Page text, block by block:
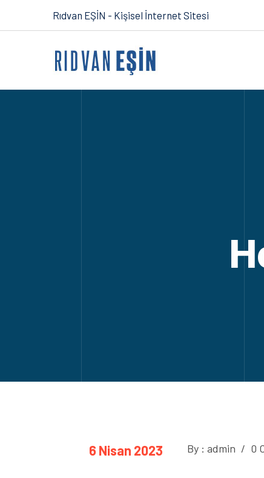
Rıdvan EŞİN - Kişisel İnternet Sitesi
6 Nisan 2023 By : admin / 0